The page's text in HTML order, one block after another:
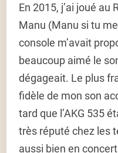
En 2015, j’ai joué au
Manu (Manu si tu me
console m’avait
beaucoup aimé le
dégageait. Le plus
fidèle de mon son
tard que l’AKG 535
très réputé chez les
aussi bien en